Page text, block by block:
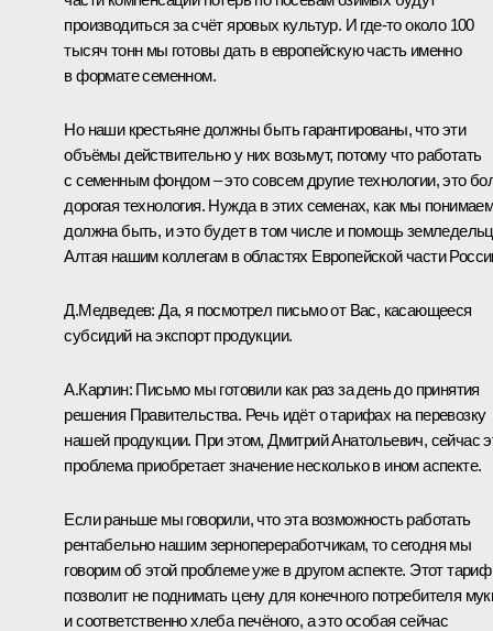
производиться за счёт яровых культур. И где‑то около 100
тысяч тонн мы готовы дать в европейскую часть именно
в формате семенном.
Но наши крестьяне должны быть гарантированы, что эти
объёмы действительно у них возьмут, потому что работать
с семенным фондом – это совсем другие технологии, это
дорогая технология. Нужда в этих семенах, как мы
должна быть, и это будет в том числе и помощь
Алтая нашим коллегам в областях Европейской части
Д.Медведев: Да, я посмотрел письмо от Вас, касающееся
субсидий на экспорт продукции.
А.Карлин: Письмо мы готовили как раз за день до принятия
решения Правительства. Речь идёт о тарифах на перевозку
нашей продукции. При этом, Дмитрий Анатольевич, сейчас
проблема приобретает значение несколько в ином аспекте.
Если раньше мы говорили, что эта возможность работать
рентабельно нашим зернопереработчикам, то сегодня мы
говорим об этой проблеме уже в другом аспекте. Этот тариф
позволит не поднимать цену для конечного потребителя
и соответственно хлеба печёного, а это особая сейчас